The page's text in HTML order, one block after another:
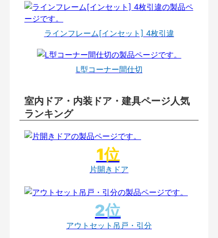
ラインフレーム[インセット] 4枚引違
L型コーナー間仕切
室内ドア・内装ドア・建具ページ人気
ランキング
片開きドア
アウトセット吊戸・引分